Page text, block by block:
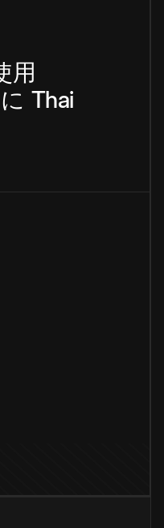
用
に Thai